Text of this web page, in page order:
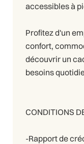
accessibles à
Profitez d'un
confort,
découvrir un
besoins
CONDITIONS
-Rapport de